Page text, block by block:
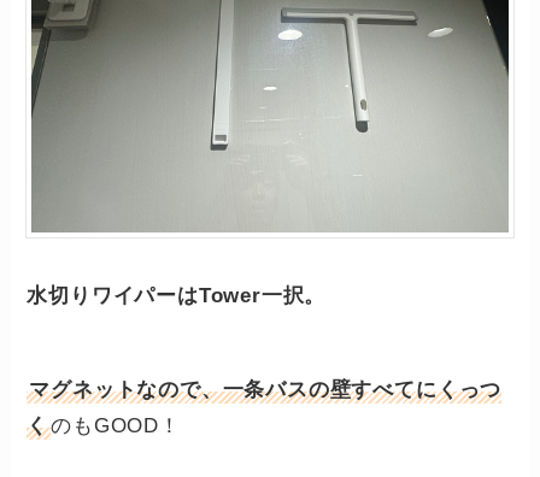
水切りワイパーはTower一択。
マグネットなので、一条バスの壁すべてにくっつ
くのもGOOD！